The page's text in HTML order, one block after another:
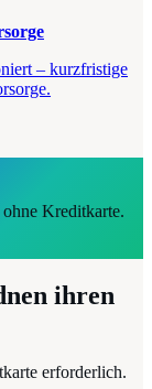
– kurzfristige
Kreditkarte.
ihren
erforderlich.